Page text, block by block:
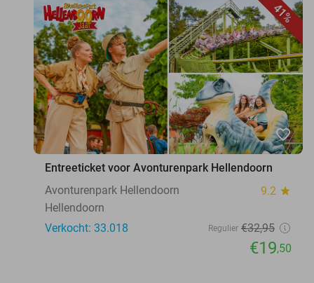
41%
favorite_border
Entreeticket voor Avonturenpark Hellendoorn
Avonturenpark Hellendoorn
9.2 star
Hellendoorn
Verkocht: 33.018
Regulier €32,95
€19,50